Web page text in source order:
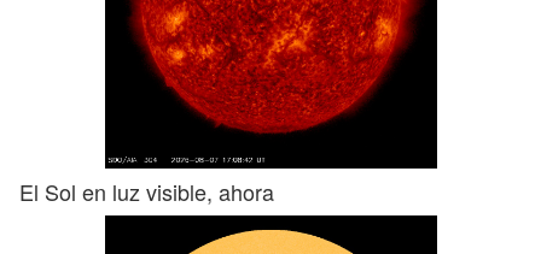
El Sol en luz visible, ahora